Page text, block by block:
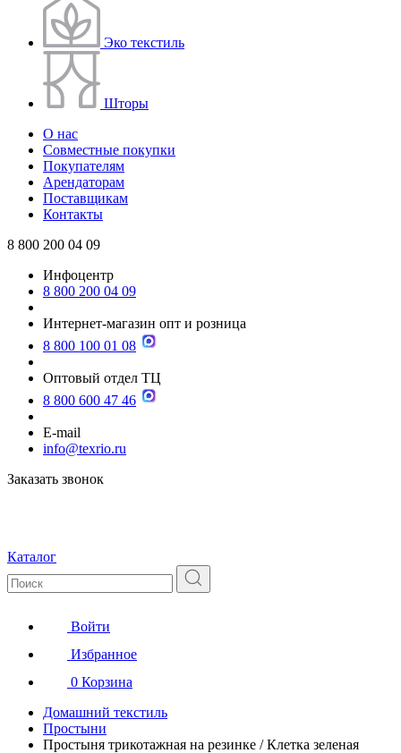
Эко текстиль
Шторы
О нас
Совместные покупки
Покупателям
Арендаторам
Поставщикам
Контакты
8 800 200 04 09
Инфоцентр
8 800 200 04 09
Интернет-магазин опт и розница
8 800 100 01 08
Оптовый отдел ТЦ
8 800 600 47 46
E-mail
info@texrio.ru
Заказать звонок
Каталог
Войти
Избранное
0 Корзина
Домашний текстиль
Простыни
Простыня трикотажная на резинке / Клетка зеленая